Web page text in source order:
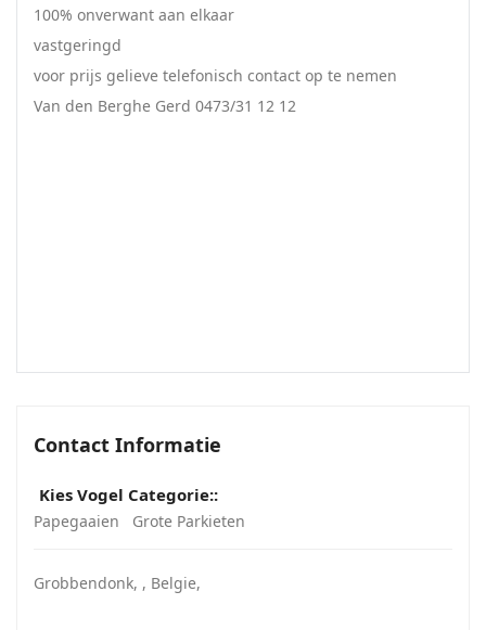
100% onverwant aan elkaar
vastgeringd
voor prijs gelieve telefonisch contact op te nemen
Van den Berghe Gerd 0473/31 12 12
Contact Informatie
Kies Vogel Categorie::
Papegaaien Grote Parkieten
Grobbendonk, , Belgie,